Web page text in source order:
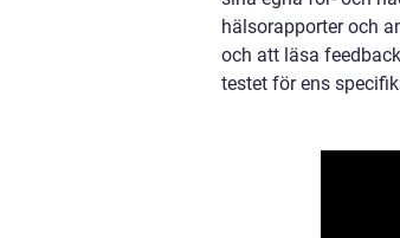
hälsorapporter och
och att läsa
testet för ens